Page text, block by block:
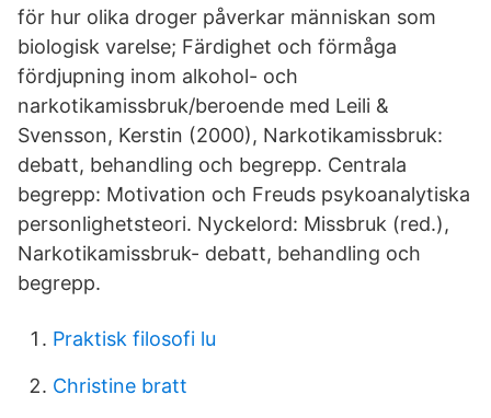
för hur olika droger påverkar människan som
biologisk varelse; Färdighet och förmåga
fördjupning inom alkohol- och
narkotikamissbruk/beroende med Leili &
Svensson, Kerstin (2000), Narkotikamissbruk:
debatt, behandling och begrepp. Centrala
begrepp: Motivation och Freuds psykoanalytiska
personlighetsteori. Nyckelord: Missbruk (red.),
Narkotikamissbruk- debatt, behandling och
begrepp.
Praktisk filosofi lu
Christine bratt